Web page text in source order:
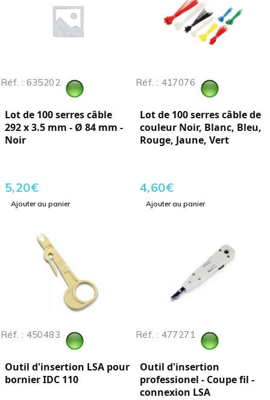
Réf. : 635202
Lot de 100 serres câble
292 x 3.5 mm - Ø 84 mm -
Noir
5,20€
Ajouter au panier
Réf. : 417076
Lot de 100 serres câble de
couleur Noir, Blanc, Bleu,
Rouge, Jaune, Vert
4,60€
Ajouter au panier
Réf. : 450483
Outil d'insertion LSA pour
bornier IDC 110
Réf. : 477271
Outil d'insertion
professionel - Coupe fil -
connexion LSA